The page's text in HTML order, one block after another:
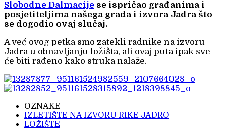
Slobodne Dalmacije se ispričao građanima i
posjetiteljima našega grada i izvora Jadra što
se dogodio ovaj slučaj.
A već ovog petka smo zatekli radnike na izvoru
Jadra u obnavljanju ložišta, ali ovaj puta ipak sve
će biti rađeno kako struka nalaže.
OZNAKE
IZLETIŠTE NA IZVORU RIKE JADRO
LOŽIŠTE